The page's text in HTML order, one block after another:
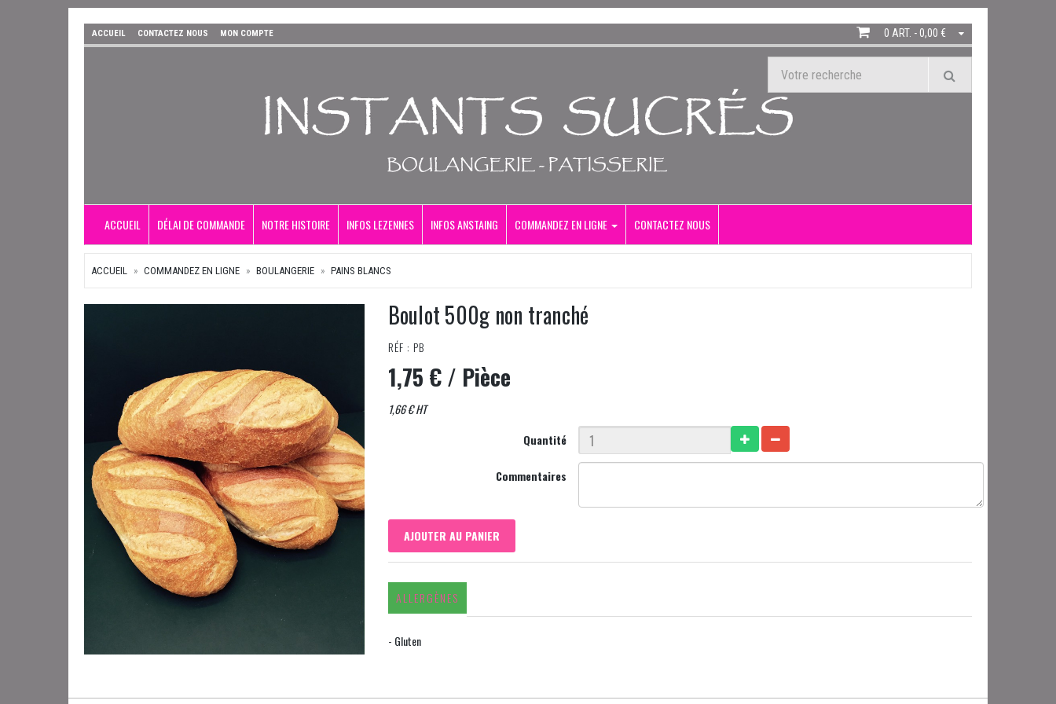
ACCUEIL CONTACTEZ NOUS MON COMPTE 0 ART. - 0,00 €
ACCUEIL DÉLAI DE COMMANDE NOTRE HISTOIRE INFOS LEZENNES INFOS ANSTAING COMMANDEZ EN LIGNE CONTACTEZ NOUS
ACCUEIL COMMANDEZ EN LIGNE BOULANGERIE PAINS BLANCS
Boulot 500g non tranché
RÉF : PB
1,75 €/ Pièce
1,66 € HT
Quantité
Commentaires
AJOUTER AU PANIER
ALLERGÈNES
- Gluten